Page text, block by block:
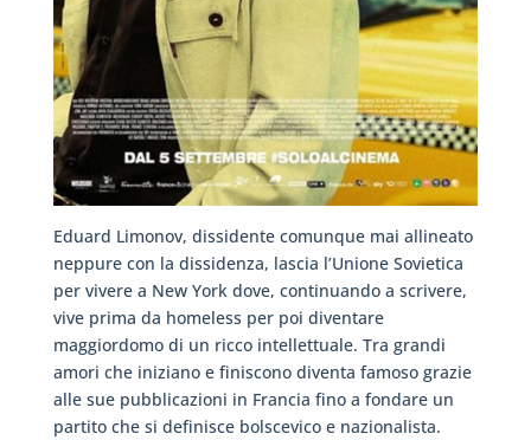
Eduard Limonov, dissidente comunque mai allineato
neppure con la dissidenza, lascia l’Unione Sovietica
per vivere a New York dove, continuando a scrivere,
vive prima da homeless per poi diventare
maggiordomo di un ricco intellettuale. Tra grandi
amori che iniziano e finiscono diventa famoso grazie
alle sue pubblicazioni in Francia fino a fondare un
partito che si definisce bolscevico e nazionalista.